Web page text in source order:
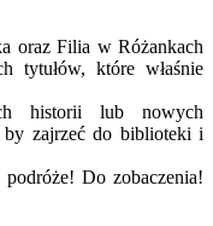
oraz Filia w Różankach
tytułów, które właśnie
historii lub nowych
zajrzeć do biblioteki i
Do zobaczenia!